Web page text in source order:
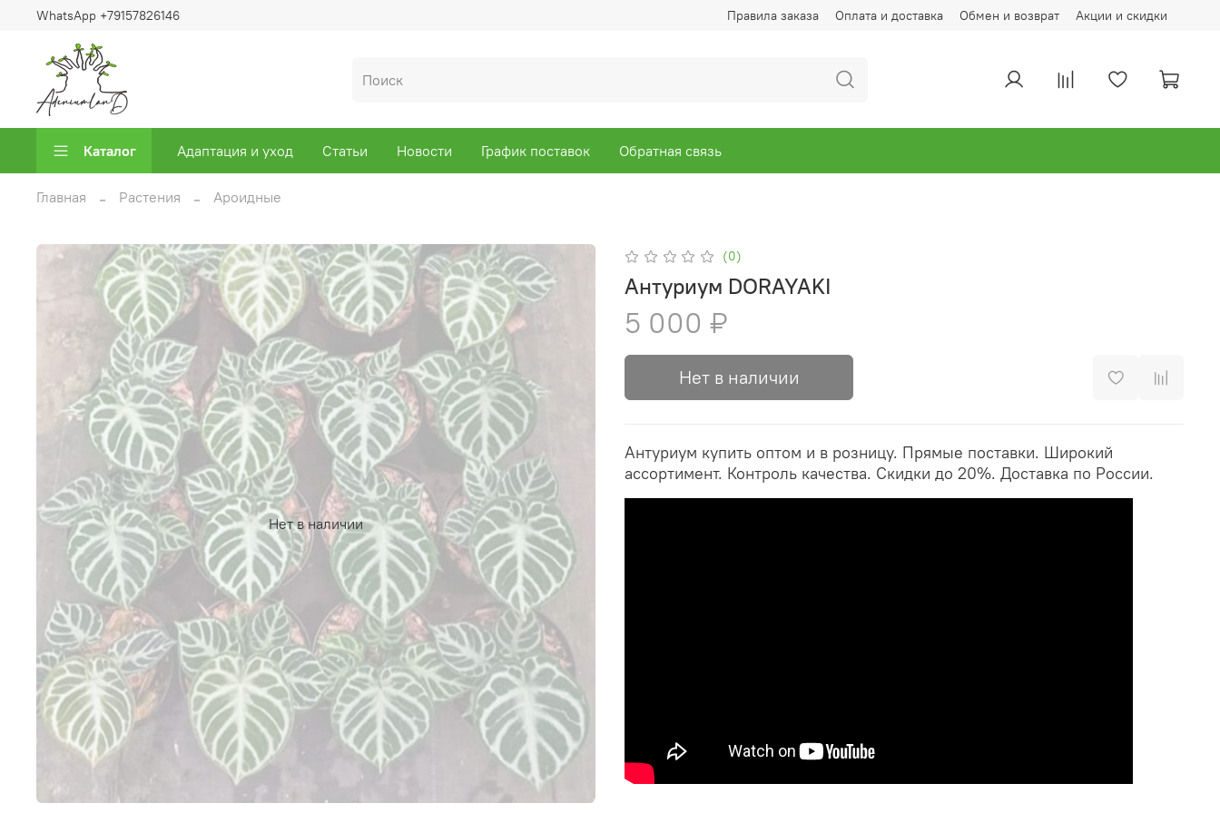
Правила заказа Оплата и доставка Обмен и возврат Акции и скидки
WhatsApp +79157826146
Каталог Адаптация и уход Статьи Новости График поставок Обратная связь
Главная Растения Ароидные
Нет в наличии
(0)
Антуриум DORAYAKI
5 000 ₽
Нет в наличии
Антуриум купить оптом и в розницу. Прямые поставки. Широкий
ассортимент. Контроль качества. Скидки до 20%. Доставка по России.